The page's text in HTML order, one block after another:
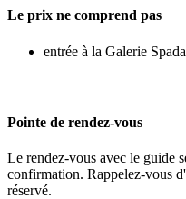
Le prix ne comprend pas
entrée à la Galerie
Pointe de rendez-vous
Le rendez-vous avec le guide
confirmation. Rappelez-vous
réservé.